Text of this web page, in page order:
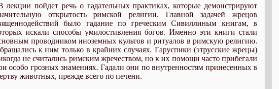
лекции пойдет речь о гадательных практиках, которые демонстрируют
открытость римской религии. Главной задачей жрецов
было гадание по греческим Сивиллиным книгам, в
искали способы умилостивления богов. Именно эти книги стали
проводником иноземных культов и ритуалов в римскую религию.
к ним только в крайних случаях. Гаруспики (этрусские жрецы)
не считались римским жречеством, но к их помощи часто прибегали
особо грозных знамениях. Гадали они по внутренностям принесенных в
животных, прежде всего по печени.